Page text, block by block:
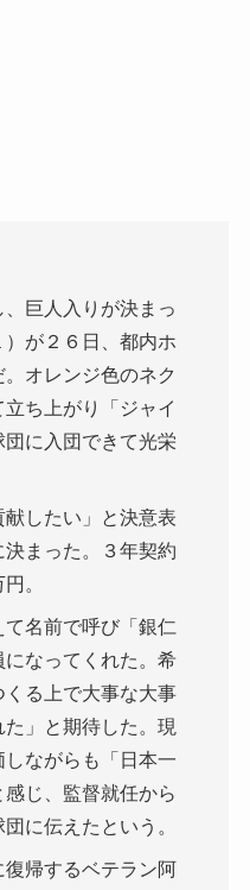
巨人入りが決まっ
が２６日、都内ホ
オレンジ色のネク
ち上がり「ジャイ
に入団できて光栄
したい」と決意表
まった。３年契約
。
名前で呼び「銀仁
なってくれた。希
る上で大事な大事
」と期待した。現
ながらも「日本一
じ、監督就任から
に伝えたという。
帰するベテラン阿